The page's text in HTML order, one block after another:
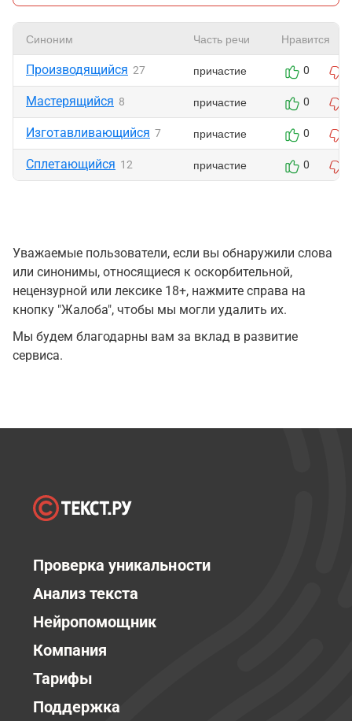
Синоним Часть речи Нравится
Производящийся 27 причастие 0
Мастерящийся 8 причастие 0
Изготавливающийся 7 причастие 0
Сплетающийся 12 причастие 0
Уважаемые пользователи, если вы обнаружили слова
или синонимы, относящиеся к оскорбительной,
нецензурной или лексике 18+, нажмите справа на
кнопку "Жалоба", чтобы мы могли удалить их.
Мы будем благодарны вам за вклад в развитие
сервиса.
Проверка уникальности
Анализ текста
Нейропомощник
Компания
Тарифы
Поддержка